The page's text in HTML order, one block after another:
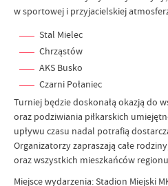
w sportowej i przyjacielskiej
Stal Mielec
Chrząstów
AKS Busko
Czarni Połaniec
Turniej będzie doskonałą okazją do
oraz podziwiania piłkarskich
upływu czasu nadal potrafią
Organizatorzy zapraszają całe
oraz wszystkich mieszkańców
Miejsce wydarzenia: Stadion Miejski